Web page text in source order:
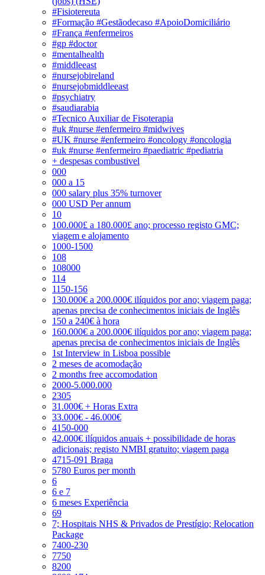
#Fisiotereuta
#Formação #Gestãodecaso #ApoioDomiciliário
#França #enfermeiros
#gp #doctor
#mentalhealth
#middleeast
#nursejobireland
#nursejobmiddleeast
#psychiatry
#saudiarabia
#Tecnico Auxiliar de Fisoterapia
#uk #nurse #enfermeiro #midwives
#UK #nurse #enfermeiro #oncology #oncologia
#uk #nurse #enfermeiro #paediatric #pediatria
+ despesas combustivel
000
000 a 15
000 salary plus 35% turnover
000 USD Per annum
10
100.000£ a 180.000£ ano; processo registo GMC;
viagem e alojamento
1000-1500
108
108000
114
1150-156
130.000€ a 200.000€ ilíquidos por ano; viagem paga;
apenas precisa de conhecimentos iniciais de Inglês
150 a 240€ à hora
160.000€ a 200.000€ ilíquidos por ano; viagem paga;
apenas precisa de conhecimentos iniciais de Inglês
1st Interview in Lisboa possible
2 meses de acomodação
2 months free accomodation
2000-5.000.000
2305
31.000€ + Horas Extra
33.000€ - 46.000€
4150-000
42.000€ ilíquidos anuais + possibilidade de horas
adicionais; registo NMBI gratuito; viagem paga
4715-091 Braga
5780 Euros per month
6
6 e 7
6 meses Experiência
69
7; Hospitais NHS & Privados de Prestígio; Relocation
Package
7400-230
7750
8200